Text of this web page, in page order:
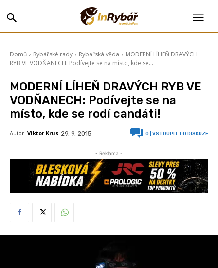
Domů Rybářské rady Rybářská věda
MODERNÍ LÍHEŇ DRAVÝCH
RYB VE VODŇANECH: Podívejte se na místo, kde se...
MODERNÍ LÍHEŇ DRAVÝCH RYB VE
VODŇANECH: Podívejte se na
místo, kde se rodí candáti!
Autor: Viktor Krus 29. 9. 2015 0 | VSTOUPIT DO DISKUZE
- Reklama -